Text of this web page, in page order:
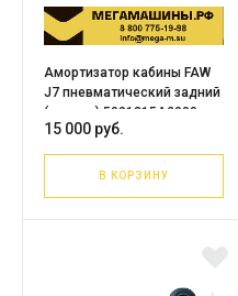
Амортизатор кабины FAW
J7 пневматический задний
(ухо-ухо) 5001315A2000-
C00/F
15 000 руб.
В КОРЗИНУ